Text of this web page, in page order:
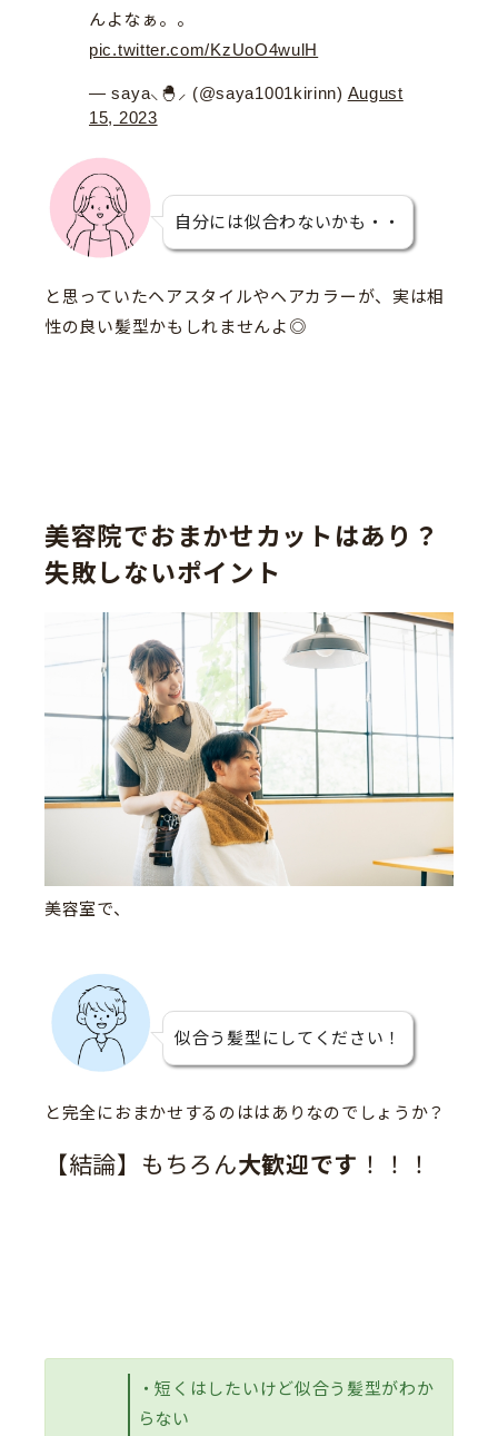
んよなぁ。。
pic.twitter.com/KzUoO4wulH
— saya⸜🐣⸝ (@saya1001kirinn) August
15, 2023
自分には似合わないかも・・
と思っていたヘアスタイルやヘアカラーが、実は相
性の良い髪型かもしれませんよ◎
美容院でおまかせカットはあり？
失敗しないポイント
美容室で、
似合う髪型にしてください！
と完全におまかせするのははありなのでしょうか？
【結論】もちろん大歓迎です ！！！
・短くはしたいけど似合う髪型がわか
らない